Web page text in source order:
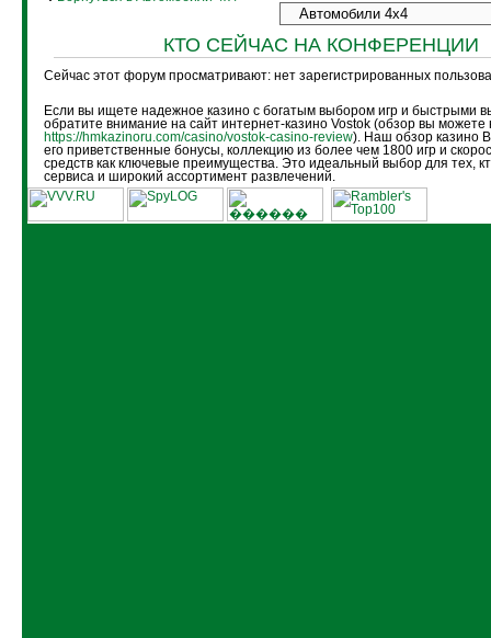
КТО СЕЙЧАС НА КОНФЕРЕНЦИИ
Сейчас этот форум просматривают: нет зарегистрированных
Если вы ищете надежное казино с богатым выбором игр и быстрыми
обратите внимание на сайт интернет-казино Vostok (обзор вы можете
https://hmkazinoru.com/casino/vostok-casino-review). Наш обзор казино
его приветственные бонусы, коллекцию из более чем 1800 игр и
средств как ключевые преимущества. Это идеальный выбор для тех,
сервиса и широкий ассортимент развлечений.